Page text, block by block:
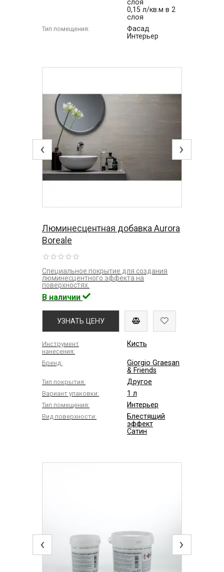
слоя
0,15 л/кв.м в 2
слоя
Тип помещения:
Фасад
Интерьер
‹ ›
Люминесцентная добавка Aurora
Boreale
Специальное покрытие для создания
люминесцентного эффекта на
поверхностях.
В наличии
УЗНАТЬ ЦЕНУ
Инструмент
нанесения:
Кисть
Бренд:
Giorgio Graesan
& Friends
Тип покрытия: Другое
Вариант упаковки: 1 л
Тип помещения: Интерьер
Вид поверхности:
Блестящий
эффект
Сатин
‹ ›